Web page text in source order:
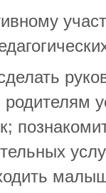
родителям